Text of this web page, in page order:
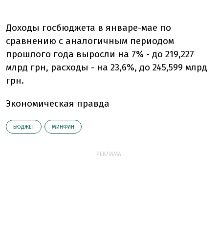
Доходы госбюджета в январе-мае по
сравнению с аналогичным периодом
прошлого года выросли на 7% - до 219,227
млрд грн, расходы - на 23,6%, до 245,599 млрд
грн.
Экономическая правда
БЮДЖЕТ МИНФИН
РЕКЛАМА: